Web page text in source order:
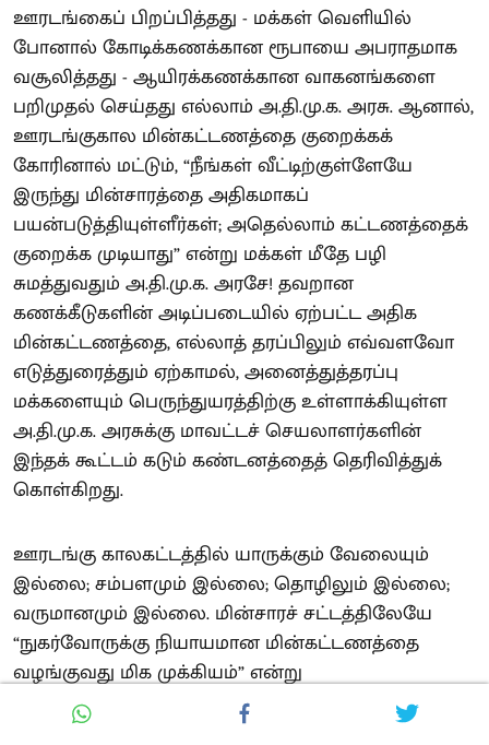
ஊரடங்கைப் பிறப்பித்தது - மக்கள் வெளியில்
போனால் கோடிக்கணக்கான ரூபாயை அபராதமாக
வசூலித்தது - ஆயிரக்கணக்கான வாகனங்களை
பறிமுதல் செய்தது எல்லாம் அ.தி.மு.க. அரசு. ஆனால்,
ஊரடங்குகால மின்கட்டணத்தை குறைக்கக்
கோரினால் மட்டும், “நீங்கள் வீட்டிற்குள்ளேயே
இருந்து மின்சாரத்தை அதிகமாகப்
பயன்படுத்தியுள்ளீர்கள்; அதெல்லாம் கட்டணத்தைக்
குறைக்க முடியாது” என்று மக்கள் மீதே பழி
சுமத்துவதும் அ.தி.மு.க. அரசே! தவறான
கணக்கீடுகளின் அடிப்படையில் ஏற்பட்ட அதிக
மின்கட்டணத்தை, எல்லாத் தரப்பிலும் எவ்வளவோ
எடுத்துரைத்தும் ஏற்காமல், அனைத்துத்தரப்பு
மக்களையும் பெருந்துயரத்திற்கு உள்ளாக்கியுள்ள
அ.தி.மு.க. அரசுக்கு மாவட்டச் செயலாளர்களின்
இந்தக் கூட்டம் கடும் கண்டனத்தைத் தெரிவித்துக்
கொள்கிறது.
ஊரடங்கு காலகட்டத்தில் யாருக்கும் வேலையும்
இல்லை; சம்பளமும் இல்லை; தொழிலும் இல்லை;
வருமானமும் இல்லை. மின்சாரச் சட்டத்திலேயே
“நுகர்வோருக்கு நியாயமான மின்கட்டணத்தை
வழங்குவது மிக முக்கியம்” என்று
வலியுறுத்தப்பட்டுள்ளது. தமிழ்நாடு மின்சார
ஒழுங்குமுறை வாரியமே அச்சட்டத்தின்கீழ்தான்